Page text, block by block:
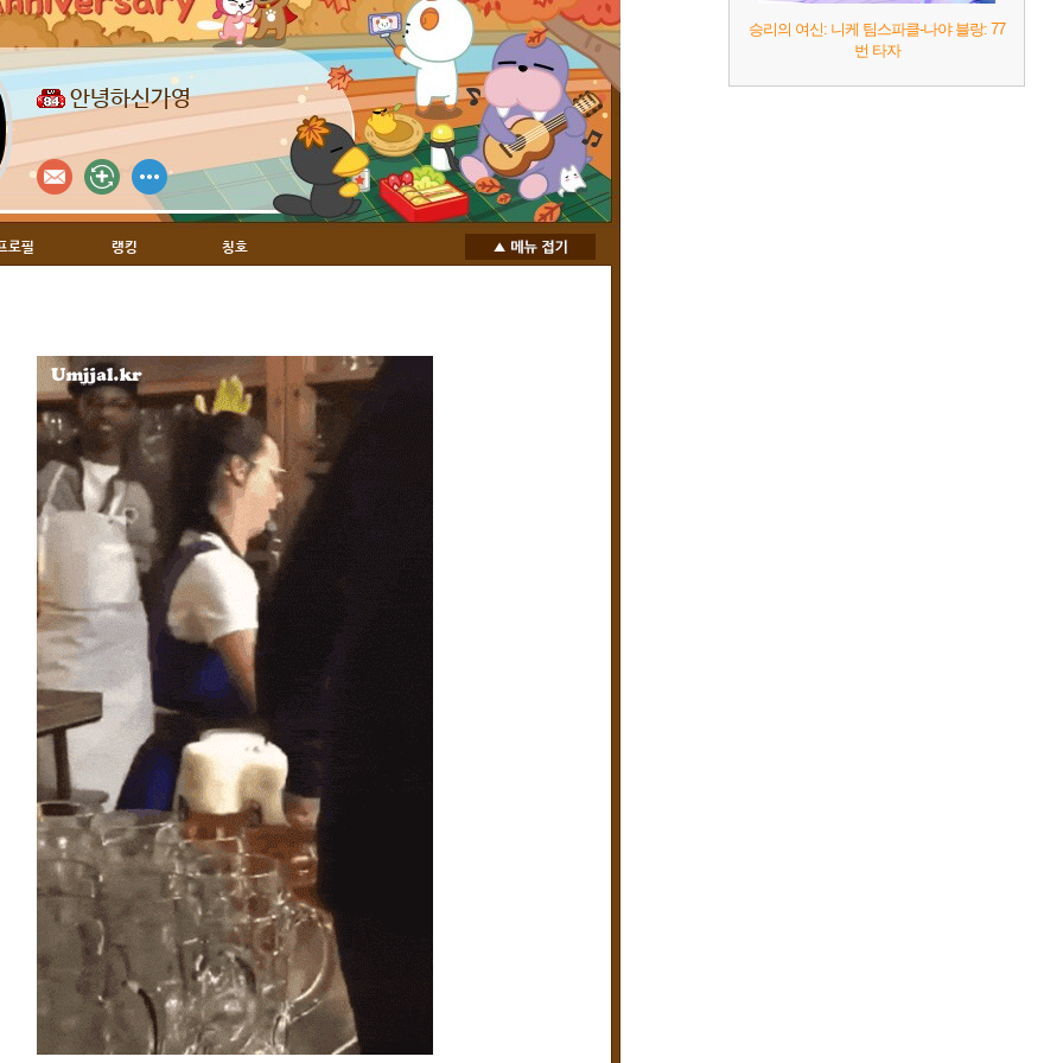
안녕하신가영
로필 랭킹 칭호
승리의 여신: 니케 팀스파클-나야 블랑: 77
번 타자